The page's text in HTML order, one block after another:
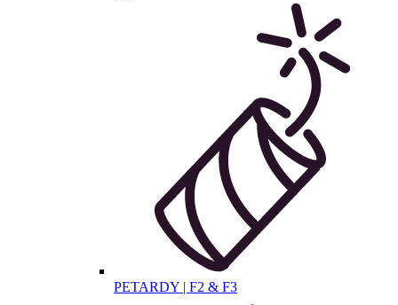
PETARDY | F2 & F3